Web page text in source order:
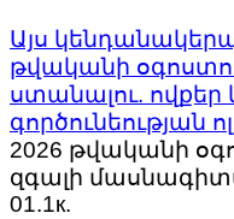
Այս
թվականի
ստանալու. ովքեր
գործունեության
2026 թվականի
զգալի
01.1к.